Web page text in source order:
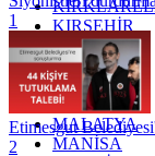
KIRŞEHİR
KOCAELİ
KONYA
KÜTAHYA
KİLİS
MALATYA
MANİSA
1
Etimesgut
2